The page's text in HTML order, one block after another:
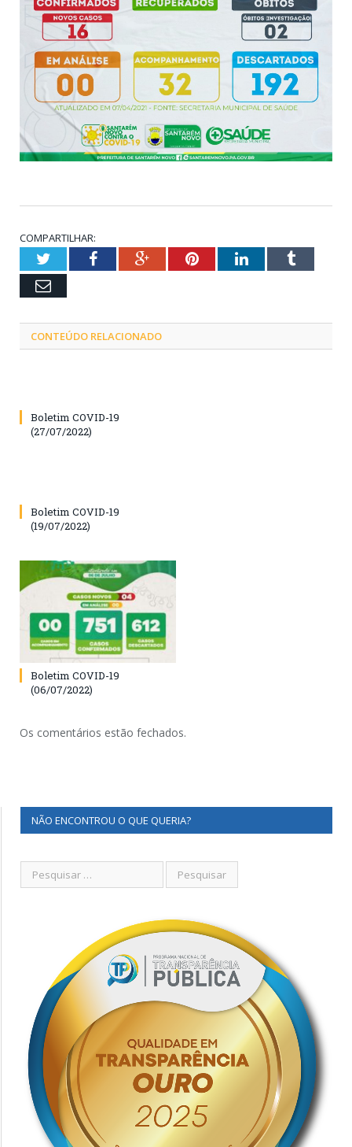
COMPARTILHAR:
TwitterFacebookGoogle+PinterestLinkedInTumblr
Email
CONTEÚDO RELACIONADO
Boletim COVID-19
(27/07/2022)
Boletim COVID-19
(19/07/2022)
Boletim COVID-19
(06/07/2022)
Os comentários estão fechados.
NÃO ENCONTROU O QUE QUERIA?